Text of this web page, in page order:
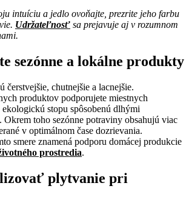
intuíciu a jedlo ovoňajte, prezrite jeho farbu
Udržateľnosť sa prejavuje aj v rozumnom
sezónne a lokálne produkty
čerstvejšie, chutnejšie a lacnejšie.
produktov podporujete miestnych
stopu spôsobenú dlhými
Okrem toho sezónne potraviny obsahujú viac
v optimálnom čase dozrievania.
smere znamená podporu domácej produkcie
prostredia.
plytvanie pri